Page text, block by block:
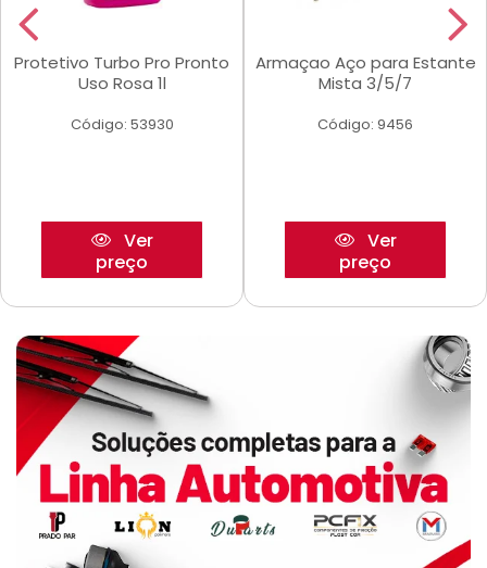
Protetivo Turbo Pro Pronto
Uso Rosa 1l
Código: 53930
Ver
preço
Armaçao Aço para Estante
Mista 3/5/7
Código: 9456
Ver
preço